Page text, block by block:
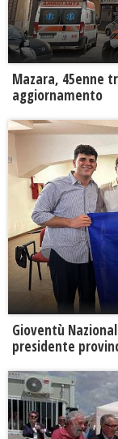
Mazara, 45enne
aggiornamento
Gioventù
presidente